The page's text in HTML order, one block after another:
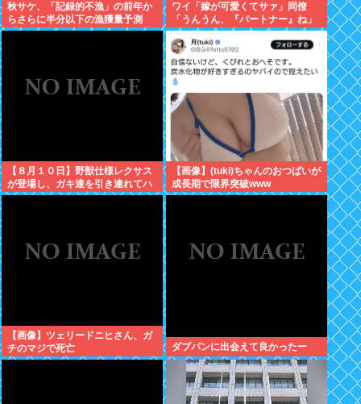
秋サケ、「記録的不漁」の前年か
らさらに半分以下の漁獲量予測
「なぜこれほど減ったのか、日本
ワイ「嫁が可愛くてサァ」同僚
「うんうん、『パートナー』ね」
【８月１０日】野獣仕様レクサス
が登場し、ガキ達を引き連れてハ
ーメルンの笛吹き状態となる （※
【画像】(tuki)ちゃんのおつぱいが
成長期で限界突破www
【画像】ツェリードニヒさん、ガ
チのマジで死亡
ダブパンに出会えて良かったー